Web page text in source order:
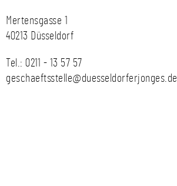
Mertensgasse 1
40213 Düsseldorf
Tel.: 0211 - 13 57 57
geschaeftsstelle@duesseldorferjonges.de